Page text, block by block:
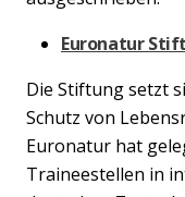
Euronatur
Die Stiftung setzt
Schutz von
Euronatur hat
Traineestellen in